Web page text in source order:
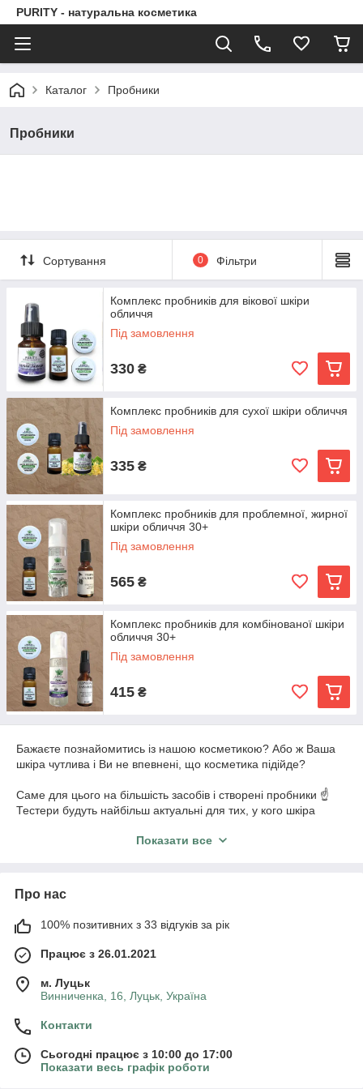
PURITY - натуральна косметика
Каталог Пробники
Пробники
Сортування 0 Фільтри
Комплекс пробників для вікової шкіри
обличчя
Під замовлення
330 ₴
Комплекс пробників для сухої шкіри обличчя
Під замовлення
335 ₴
Комплекс пробників для проблемної, жирної
шкіри обличчя 30+
Під замовлення
565 ₴
Комплекс пробників для комбінованої шкіри
обличчя 30+
Під замовлення
415 ₴
Бажаєте познайомитись із нашою косметикою? Або ж Ваша
шкіра чутлива і Ви не впевнені, що косметика підійде?
Саме для цього на більшість засобів і створені пробники ☝️
Тестери будуть найбільш актуальні для тих, у кого шкіра
бажаний, кінцевий ефект від натуральної косметики
з'являється не з першого і не з другого використання. Проте
їх буде достатньо щоб пересвідчись у тому, що Ваша шкіра
радо приймає косметику Purity, стає чистою, м'ягенькою та
зволоженою.
Показати все
Про нас
100% позитивних з 33 відгуків за рік
Працює з 26.01.2021
м. Луцьк
Винниченка, 16, Луцьк, Україна
Контакти
Сьогодні працює з 10:00 до 17:00
Показати весь графік роботи